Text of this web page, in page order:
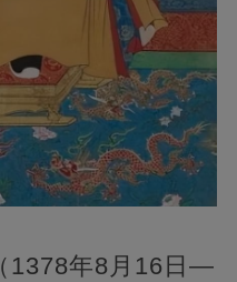
1378年8月16日—